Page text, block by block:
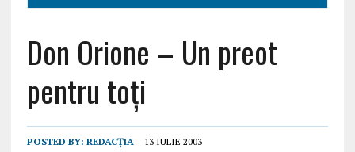
Don Orione – Un preot
pentru toți
POSTED BY: REDACȚIA 13 IULIE 2003